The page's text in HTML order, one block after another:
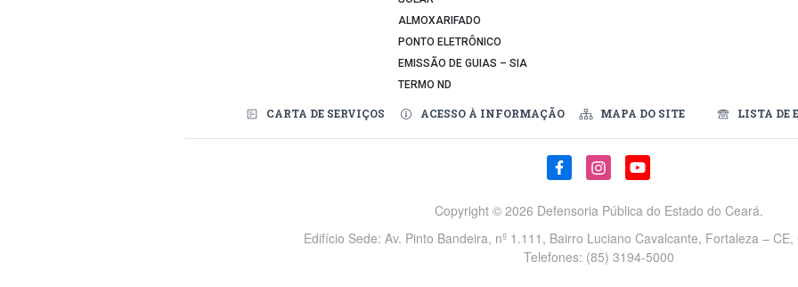
ALMOXARIFADO
PONTO ELETRÔNICO
EMISSÃO DE GUIAS – SIA
TERMO ND
CARTA DE SERVIÇOS ACESSO À INFORMAÇÃO MAPA DO SITE LISTA DE
Copyright © 2026 Defensoria Pública do Estado do Ceará.
Edifício Sede: Av. Pinto Bandeira, nº 1.111, Bairro Luciano Cavalcante, Fortaleza –
Telefones: (85) 3194-5000